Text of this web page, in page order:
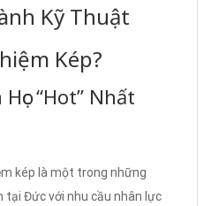
Kỹ Thuật
Kép?
“Hot” Nhất
kép là một trong những
tại Đức với nhu cầu nhân lực